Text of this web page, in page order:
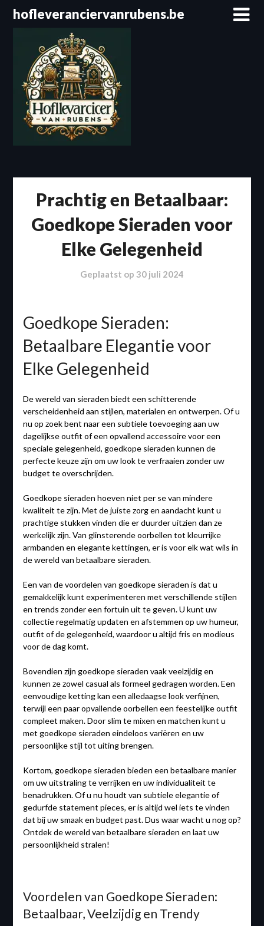
Spring
naar
hofleveranciervanrubens.be
Prachtig en Betaalbaar:
Goedkope Sieraden voor
Elke Gelegenheid
Geplaatst op 30 juli 2024
Goedkope Sieraden:
Betaalbare Elegantie voor
Elke Gelegenheid
De wereld van sieraden biedt een schitterende
verscheidenheid aan stijlen, materialen en ontwerpen. Of u
nu op zoek bent naar een subtiele toevoeging aan uw
dagelijkse outfit of een opvallend accessoire voor een
speciale gelegenheid, goedkope sieraden kunnen de
perfecte keuze zijn om uw look te verfraaien zonder uw
budget te overschrijden.
Goedkope sieraden hoeven niet per se van mindere
kwaliteit te zijn. Met de juiste zorg en aandacht kunt u
prachtige stukken vinden die er duurder uitzien dan ze
werkelijk zijn. Van glinsterende oorbellen tot kleurrijke
armbanden en elegante kettingen, er is voor elk wat wils in
de wereld van betaalbare sieraden.
Een van de voordelen van goedkope sieraden is dat u
gemakkelijk kunt experimenteren met verschillende stijlen
en trends zonder een fortuin uit te geven. U kunt uw
collectie regelmatig updaten en afstemmen op uw humeur,
outfit of de gelegenheid, waardoor u altijd fris en modieus
voor de dag komt.
Bovendien zijn goedkope sieraden vaak veelzijdig en
kunnen ze zowel casual als formeel gedragen worden. Een
eenvoudige ketting kan een alledaagse look verfijnen,
terwijl een paar opvallende oorbellen een feestelijke outfit
compleet maken. Door slim te mixen en matchen kunt u
met goedkope sieraden eindeloos variëren en uw
persoonlijke stijl tot uiting brengen.
Kortom, goedkope sieraden bieden een betaalbare manier
om uw uitstraling te verrijken en uw individualiteit te
benadrukken. Of u nu houdt van subtiele elegantie of
gedurfde statement pieces, er is altijd wel iets te vinden
dat bij uw smaak en budget past. Dus waar wacht u nog op?
Ontdek de wereld van betaalbare sieraden en laat uw
persoonlijkheid stralen!
Voordelen van Goedkope Sieraden:
Betaalbaar, Veelzijdig en Trendy